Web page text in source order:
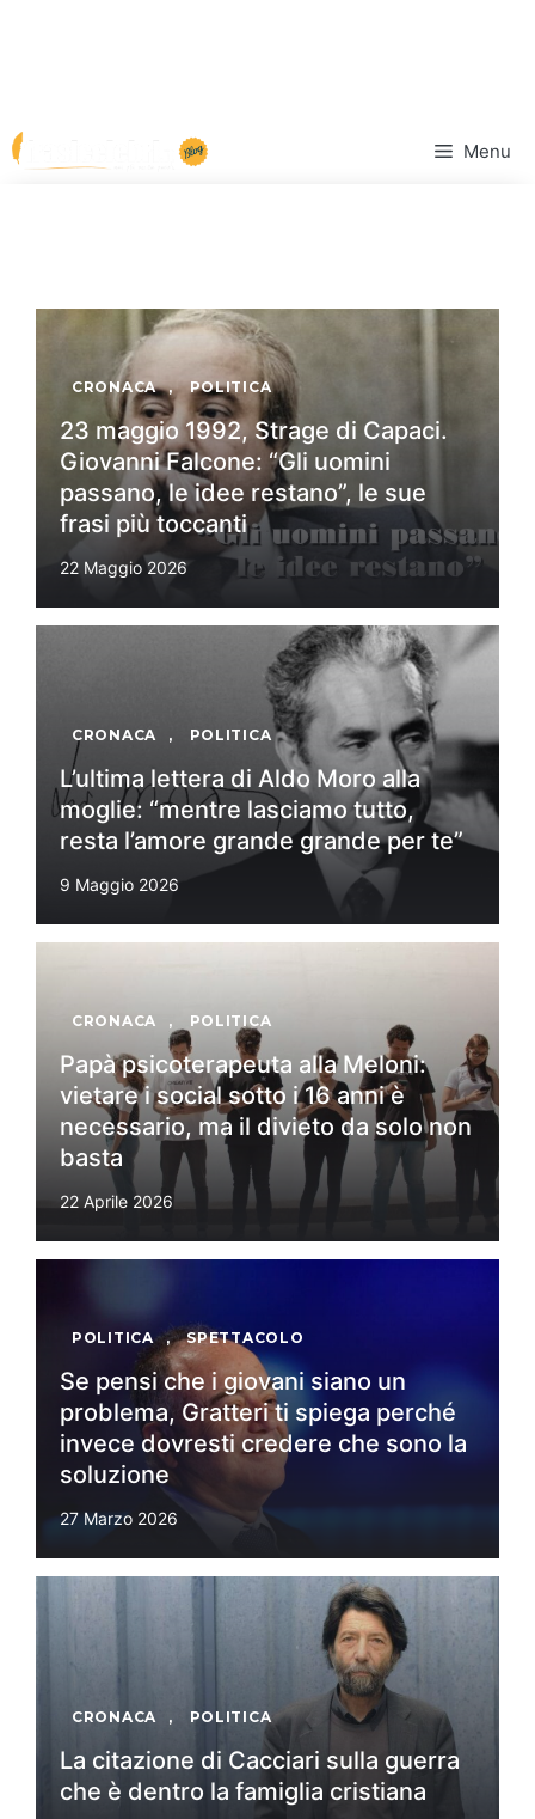
Vai
al
Menu
CRONACA , POLITICA
23 maggio 1992, Strage di Capaci.
Giovanni Falcone: “Gli uomini
passano, le idee restano”, le sue
frasi più toccanti
22 Maggio 2026
CRONACA , POLITICA
L’ultima lettera di Aldo Moro alla
moglie: “mentre lasciamo tutto,
resta l’amore grande grande per te”
9 Maggio 2026
CRONACA , POLITICA
Papà psicoterapeuta alla Meloni:
vietare i social sotto i 16 anni è
necessario, ma il divieto da solo non
basta
22 Aprile 2026
POLITICA , SPETTACOLO
Se pensi che i giovani siano un
problema, Gratteri ti spiega perché
invece dovresti credere che sono la
soluzione
27 Marzo 2026
CRONACA , POLITICA
La citazione di Cacciari sulla guerra
che è dentro la famiglia cristiana